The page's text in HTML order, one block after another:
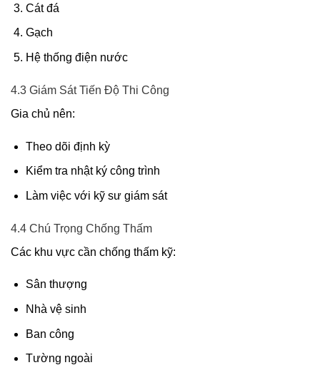
Cát đá
Gạch
Hệ thống điện nước
4.3 Giám Sát Tiến Độ Thi Công
Gia chủ nên:
Theo dõi định kỳ
Kiểm tra nhật ký công trình
Làm việc với kỹ sư giám sát
4.4 Chú Trọng Chống Thấm
Các khu vực cần chống thấm kỹ:
Sân thượng
Nhà vệ sinh
Ban công
Tường ngoài